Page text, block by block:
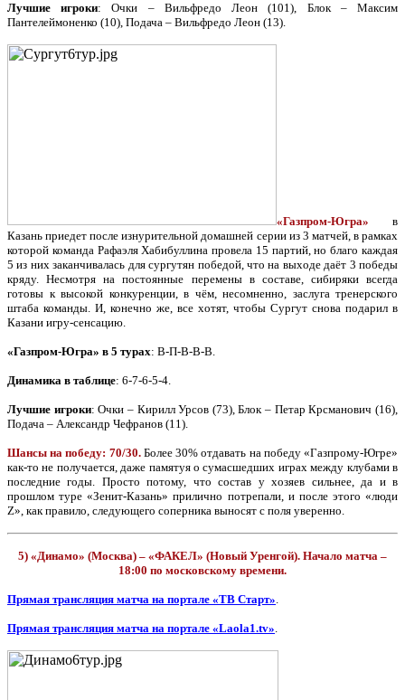
Лучшие игроки: Очки – Вильфредо Леон (101), Блок – Максим
Пантелеймоненко (10), Подача – Вильфредо Леон (13).
«Газпром-Югра» в
Казань приедет после изнурительной домашней серии из 3 матчей, в рамках
которой команда Рафаэля Хабибуллина провела 15 партий, но благо каждая
5 из них заканчивалась для сургутян победой, что на выходе даёт 3 победы
кряду. Несмотря на постоянные перемены в составе, сибиряки всегда
готовы к высокой конкуренции, в чём, несомненно, заслуга тренерского
штаба команды. И, конечно же, все хотят, чтобы Сургут снова подарил в
Казани игру-сенсацию.
«Газпром-Югра» в 5 турах: В-П-В-В-В.
Динамика в таблице: 6-7-6-5-4.
Лучшие игроки: Очки – Кирилл Урсов (73), Блок – Петар Крсманович (16),
Подача – Александр Чефранов (11).
Шансы на победу: 70/30.Более 30% отдавать на победу «Газпрому-Югре»
как-то не получается, даже памятуя о сумасшедших играх между клубами в
последние годы. Просто потому, что состав у хозяев сильнее, да и в
прошлом туре «Зенит-Казань» прилично потрепали, и после этого «люди
Z», как правило, следующего соперника выносят с поля уверенно.
5) «Динамо» (Москва) – «ФАКЕЛ» (Новый Уренгой). Начало матча –
18:00 по московскому времени.
Прямая трансляция матча на портале «ТВ Старт».
Прямая трансляция матча на портале «Laola1.tv».